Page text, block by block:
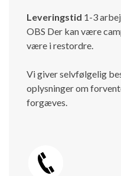
Leveringstid 1-3
OBS Der kan være
være i restordre.
Vi giver selvfølgelig
oplysninger om
forgæves.